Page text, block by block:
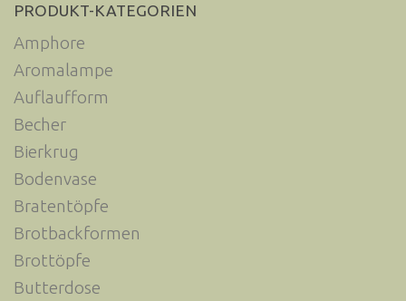
PRODUKT-KATEGORIEN
Amphore
Aromalampe
Auflaufform
Becher
Bierkrug
Bodenvase
Bratentöpfe
Brotbackformen
Brottöpfe
Butterdose